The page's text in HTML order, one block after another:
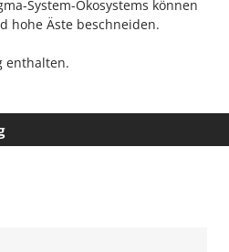
System-Ökosystems können
hohe Äste beschneiden.
enthalten.